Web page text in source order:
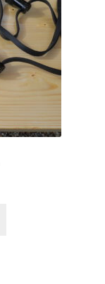
op
de
productpagina